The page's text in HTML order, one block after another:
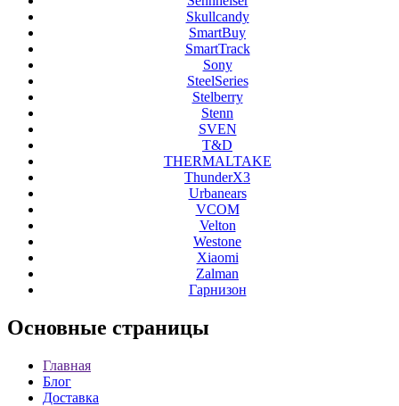
Skullcandy
SmartBuy
SmartTrack
Sony
SteelSeries
Stelberry
Stenn
SVEN
T&D
THERMALTAKE
ThunderX3
Urbanears
VCOM
Velton
Westone
Xiaomi
Zalman
Гарнизон
Основные страницы
Главная
Блог
Доставка